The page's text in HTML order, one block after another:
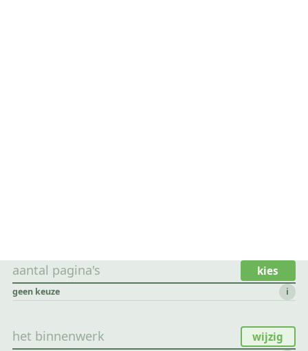
aantal pagina's kies
geen keuze i
het binnenwerk wijzig